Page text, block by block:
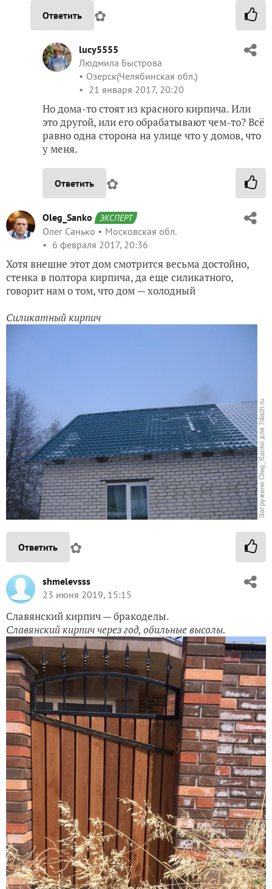
Ответить ✿
lucy5555
Людмила Быстрова
Озерск(Челябинская обл.)
21 января 2017, 20:20
Но дома-то стоят из красного кирпича. Или
это другой, или его обрабатывают чем-то? Всё
равно одна сторона на улице что у домов, что
у меня.
Ответить ✿
Oleg_Sanko ЭКСПЕРТ
Олег Санько
Московская обл.
6 февраля 2017, 20:36
Хотя внешне этот дом смотрится весьма достойно,
стенка в полтора кирпича, да еще силикатного,
говорит нам о том, что дом — холодный
Силикатный кирпич
Ответить ✿
shmelevsss
23 июня 2019, 15:15
Славянский кирпич — бракоделы.
Славянский кирпич через год, обильные высолы.